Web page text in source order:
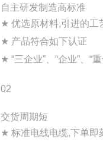
自主研发制造高标准
★ 优选原材料,引进的工
★ 产品符合如下认证
★ “三企业”、“企业”、“
02
交货周期短
★ 标准电线电缆,下单即